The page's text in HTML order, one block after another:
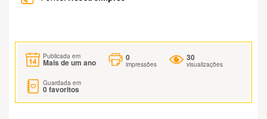
Publicada em
Mais de um ano
0
impressões
30
visualizações
Guardada em
0favoritos